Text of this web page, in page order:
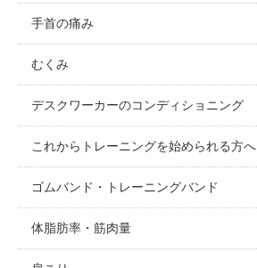
手首の痛み
むくみ
デスクワーカーのコンディショニング
これからトレーニングを始められる方へ
ゴムバンド・トレーニングバンド
体脂肪率・筋肉量